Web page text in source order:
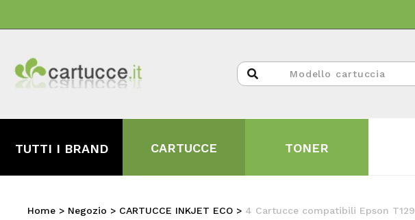
TUTTI I BRAND CARTUCCE TONER
Home > Negozio > CARTUCCE INKJET ECO > 4 Cartucce compatibili Epson T129